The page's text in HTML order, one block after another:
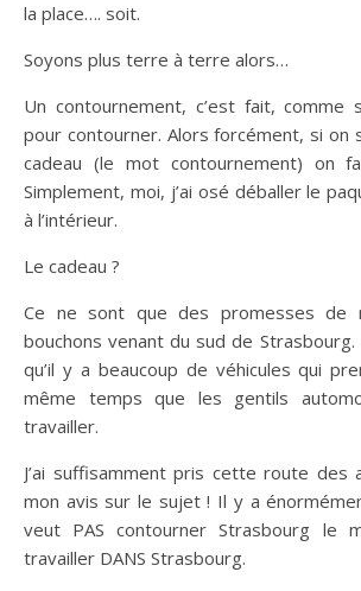
la place…. soit.
Soyons plus terre à terre alors…
Un contournement, c’est fait, comme
pour contourner. Alors forcément, si on
cadeau (le mot contournement) on
Simplement, moi, j’ai osé déballer le
à l’intérieur.
Le cadeau ?
Ce ne sont que des promesses de
bouchons venant du sud de
qu’il y a beaucoup de véhicules qui
même temps que les gentils
travailler.
J’ai suffisamment pris cette route des
mon avis sur le sujet ! Il y a
veut PAS contourner Strasbourg le
travailler DANS Strasbourg.